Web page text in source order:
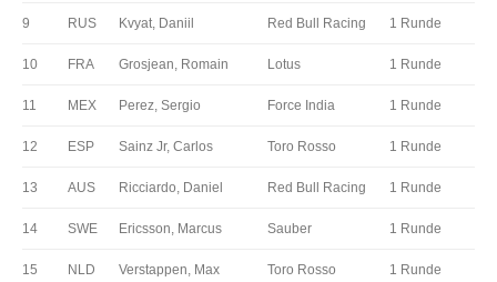
9 RUS Kvyat, Daniil Red Bull Racing 1 Runde
10 FRA Grosjean, Romain Lotus 1 Runde
11 MEX Perez, Sergio Force India 1 Runde
12 ESP Sainz Jr, Carlos Toro Rosso 1 Runde
13 AUS Ricciardo, Daniel Red Bull Racing 1 Runde
14 SWE Ericsson, Marcus Sauber 1 Runde
15 NLD Verstappen, Max Toro Rosso 1 Runde